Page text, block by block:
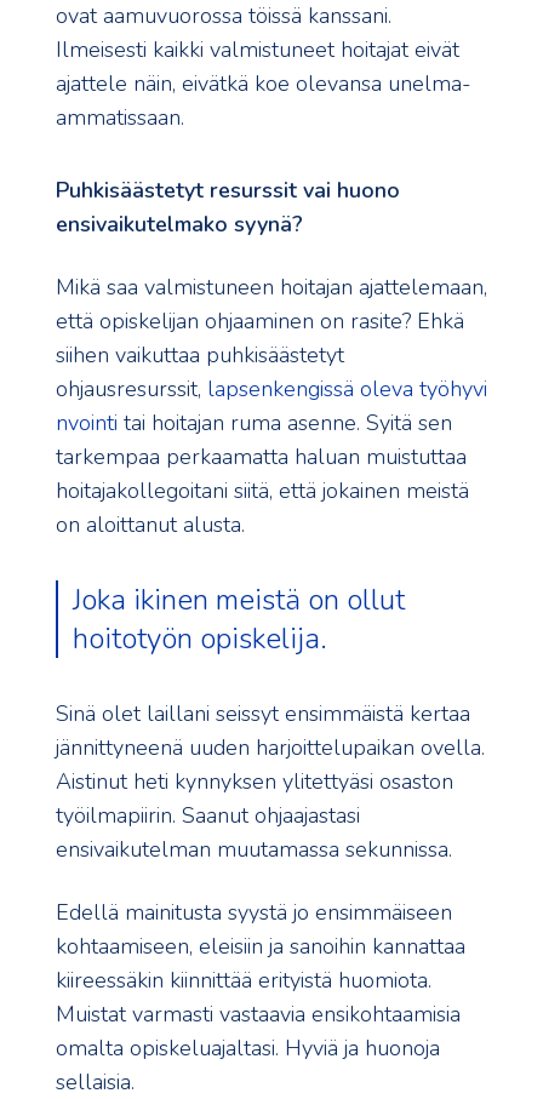
ovat aamuvuorossa töissä kanssani.
Ilmeisesti kaikki valmistuneet hoitajat eivät
ajattele näin, eivätkä koe olevansa unelma-
ammatissaan.
Puhkisäästetyt resurssit vai huono
ensivaikutelmako syynä?
Mikä saa valmistuneen hoitajan ajattelemaan,
että opiskelijan ohjaaminen on rasite? Ehkä
siihen vaikuttaa puhkisäästetyt
ohjausresurssit, lapsenkengissä oleva työhyvi
nvointi tai hoitajan ruma asenne. Syitä sen
tarkempaa perkaamatta haluan muistuttaa
hoitajakollegoitani siitä, että jokainen meistä
on aloittanut alusta.
Joka ikinen meistä on ollut
hoitotyön opiskelija.
Sinä olet laillani seissyt ensimmäistä kertaa
jännittyneenä uuden harjoittelupaikan ovella.
Aistinut heti kynnyksen ylitettyäsi osaston
työilmapiirin. Saanut ohjaajastasi
ensivaikutelman muutamassa sekunnissa.
Edellä mainitusta syystä jo ensimmäiseen
kohtaamiseen, eleisiin ja sanoihin kannattaa
kiireessäkin kiinnittää erityistä huomiota.
Muistat varmasti vastaavia ensikohtaamisia
omalta opiskeluajaltasi. Hyviä ja huonoja
sellaisia.